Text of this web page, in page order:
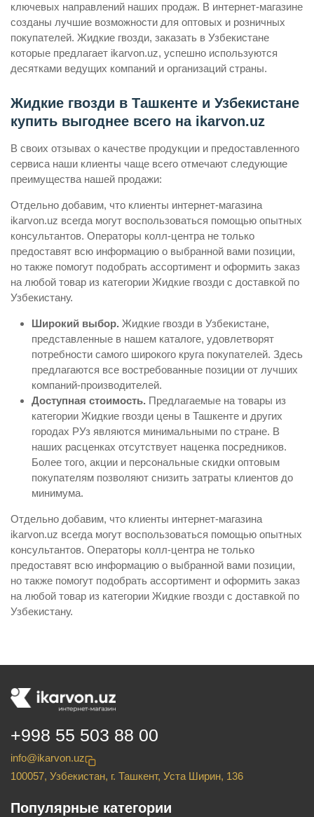
ключевых направлений наших продаж. В интернет-магазине
созданы лучшие возможности для оптовых и розничных
покупателей. Жидкие гвозди, заказать в Узбекистане
которые предлагает ikarvon.uz, успешно используются
десятками ведущих компаний и организаций страны.
Жидкие гвозди в Ташкенте и Узбекистане
купить выгоднее всего на ikarvon.uz
В своих отзывах о качестве продукции и предоставленного
сервиса наши клиенты чаще всего отмечают следующие
преимущества нашей продажи:
Отдельно добавим, что клиенты интернет-магазина
ikarvon.uz всегда могут воспользоваться помощью опытных
консультантов. Операторы колл-центра не только
предоставят всю информацию о выбранной вами позиции,
но также помогут подобрать ассортимент и оформить заказ
на любой товар из категории Жидкие гвозди с доставкой по
Узбекистану.
Широкий выбор. Жидкие гвозди в Узбекистане,
представленные в нашем каталоге, удовлетворят
потребности самого широкого круга покупателей. Здесь
предлагаются все востребованные позиции от лучших
компаний-производителей.
Доступная стоимость. Предлагаемые на товары из
категории Жидкие гвозди цены в Ташкенте и других
городах РУз являются минимальными по стране. В
наших расценках отсутствует наценка посредников.
Более того, акции и персональные скидки оптовым
покупателям позволяют снизить затраты клиентов до
минимума.
Отдельно добавим, что клиенты интернет-магазина
ikarvon.uz всегда могут воспользоваться помощью опытных
консультантов. Операторы колл-центра не только
предоставят всю информацию о выбранной вами позиции,
но также помогут подобрать ассортимент и оформить заказ
на любой товар из категории Жидкие гвозди с доставкой по
Узбекистану.
+998 55 503 88 00
info@ikarvon.uz
100057, Узбекистан, г. Ташкент, Уста Ширин, 136
Популярные категории